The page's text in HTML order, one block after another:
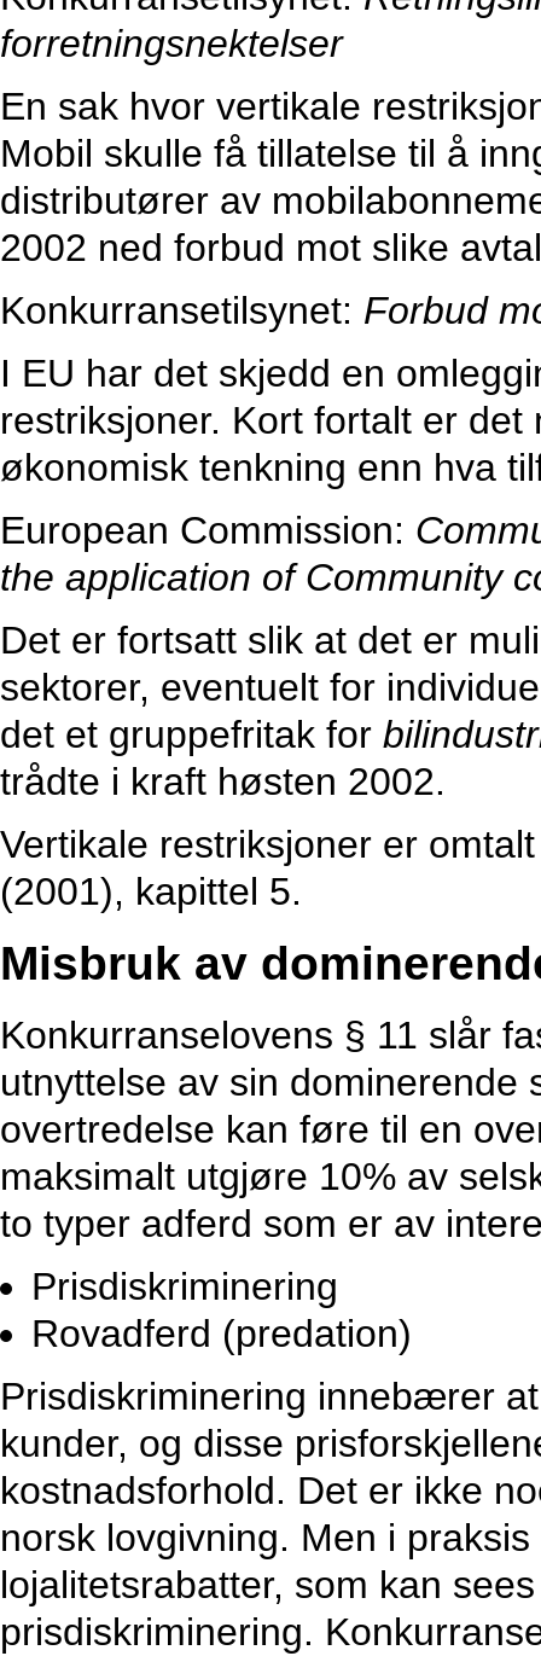
forretningsnektelser
En sak hvor vertikale
Mobil skulle få tillatelse til å
distributører av
2002 ned forbud mot slike
Konkurransetilsynet: Forbud
I EU har det skjedd en
restriksjoner. Kort fortalt er
økonomisk tenkning enn hva
European Commission:
the application of Community
Det er fortsatt slik at det er
sektorer, eventuelt for
det et gruppefritak for
trådte i kraft høsten 2002.
Vertikale restriksjoner er
(2001), kapittel 5.
Misbruk av
Konkurranselovens § 11 slår
utnyttelse av sin dominerende
overtredelse kan føre til en
maksimalt utgjøre 10% av
to typer adferd som er av
Prisdiskriminering
Rovadferd (predation)
Prisdiskriminering innebærer
kunder, og disse
kostnadsforhold. Det er ikke
norsk lovgivning. Men i
lojalitetsrabatter, som kan
prisdiskriminering.